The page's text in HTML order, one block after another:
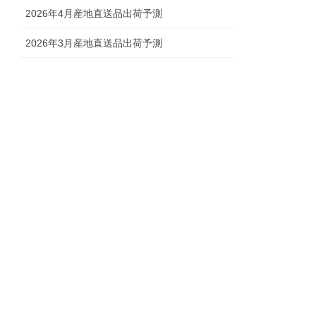
2026年4月産地直送品出荷予測
2026年3月産地直送品出荷予測